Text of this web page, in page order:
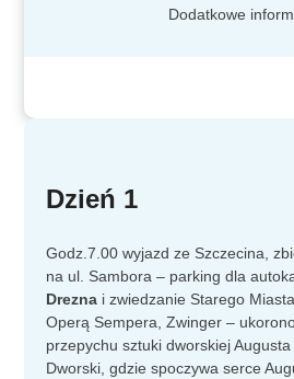
Dodatkowe
Dzień 1
Godz.7.00 wyjazd ze Szczecina,
na ul. Sambora – parking dla
Drezna i zwiedzanie Starego
Operą Sempera, Zwinger –
przepychu sztuki dworskiej Augusta
Dworski, gdzie spoczywa serce